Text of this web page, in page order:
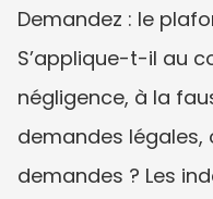
Demandez : le
S’applique-t-il au
négligence, à la
demandes légales,
demandes ? Les